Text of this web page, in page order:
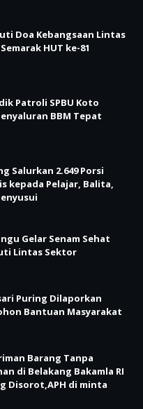
Doa Kebangsaan Lintas
HUT ke-81
Patroli SPBU Koto
BBM Tepat
Salurkan 2.649 Porsi
kepada Pelajar, Balita,
Gelar Senam Sehat
Lintas Sektor
Puring Dilaporkan
Bantuan Masyarakat
Barang Tanpa
di Belakang Bakamla RI
Disorot,APH di minta